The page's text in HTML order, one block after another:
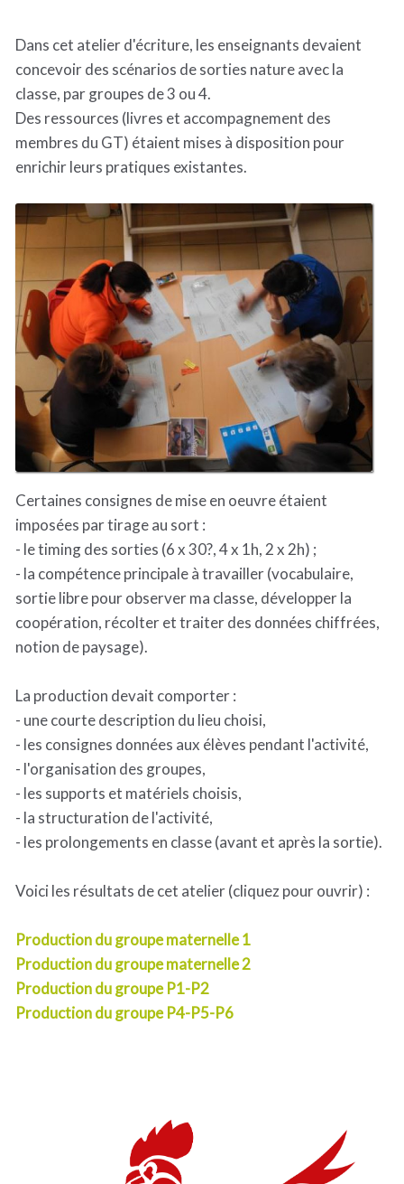
Dans cet atelier d'écriture, les enseignants devaient
concevoir des scénarios de sorties nature avec la
classe, par groupes de 3 ou 4.
Des ressources (livres et accompagnement des
membres du GT) étaient mises à disposition pour
enrichir leurs pratiques existantes.
Certaines consignes de mise en oeuvre étaient
imposées par tirage au sort :
- le timing des sorties (6 x 30?, 4 x 1h, 2 x 2h) ;
- la compétence principale à travailler (vocabulaire,
sortie libre pour observer ma classe, développer la
coopération, récolter et traiter des données chiffrées,
notion de paysage).
La production devait comporter :
- une courte description du lieu choisi,
- les consignes données aux élèves pendant l'activité,
- l'organisation des groupes,
- les supports et matériels choisis,
- la structuration de l'activité,
- les prolongements en classe (avant et après la sortie).
Voici les résultats de cet atelier (cliquez pour ouvrir) :
Production du groupe maternelle 1
Production du groupe maternelle 2
Production du groupe P1-P2
Production du groupe P4-P5-P6